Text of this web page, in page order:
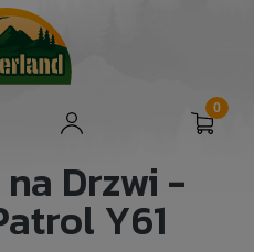
Drzwi -
Y61